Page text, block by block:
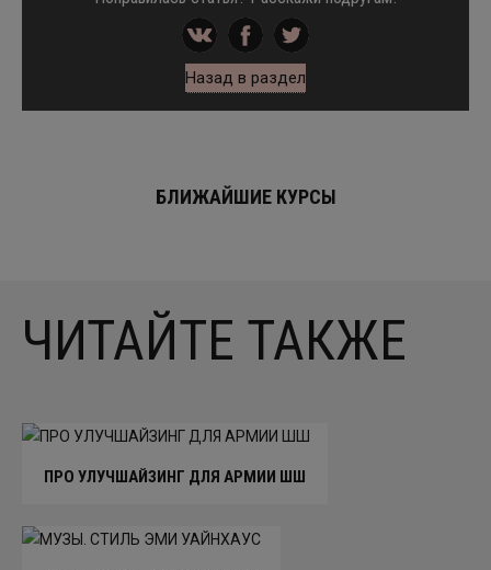
Назад в раздел
БЛИЖАЙШИЕ КУРСЫ
ЧИТАЙТЕ ТАКЖЕ
ПРО УЛУЧШАЙЗИНГ ДЛЯ АРМИИ ШШ